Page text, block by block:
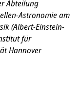
Abteilung
Astronomie am
(Albert-Einstein-
für
Hannover